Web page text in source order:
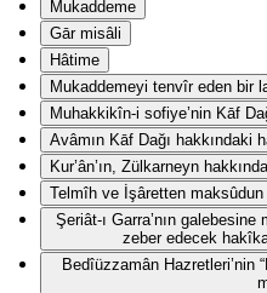
Mukaddeme
Gār misâli
Hâtime
Mukaddemeyi tenvîr eden bir
Muhakkikîn-i sofiye’nin Kāf
Avâmın Kāf Dağı hakkındaki
Kur’ân’ın, Zülkarneyn
Telmîh ve İşâretten
Şeriât-ı Garra’nın
zeber edecek
Bedîüzzamân Hazretleri’nin